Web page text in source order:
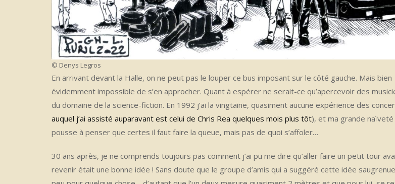
© Denys Legros
En arrivant devant la Halle, on ne peut pas le louper ce bus imposant sur le côté gauche. Mais bien
évidemment impossible de s’en approcher. Quant à espérer ne serait-ce qu’apercevoir des
du domaine de la science-fiction. En 1992 j’ai la vingtaine, quasiment aucune expérience des
auquel j’ai assisté auparavant est celui de Chris Rea quelques mois plus tôt), et ma grande naïveté
pousse à penser que certes il faut faire la queue, mais pas de quoi s’affoler…
30 ans après, je ne comprends toujours pas comment j’ai pu me dire qu’aller faire un petit tour
revenir était une bonne idée ! Sans doute que le groupe d’amis qui a suggéré cette idée